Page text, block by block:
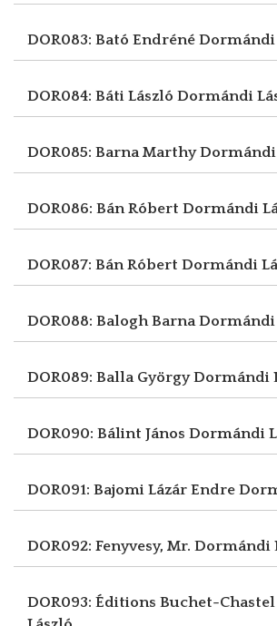
DOR083: Bató Endréné Dormándi
DOR084: Báti László Dormándi
DOR085: Barna MarthyDormándi
DOR086: Bán Róbert Dormándi
DOR087: Bán Róbert Dormándi
DOR088: Balogh BarnaDormándi
DOR089: Balla GyörgyDormándi
DOR090: Bálint János Dormándi
DOR091: Bajomi Lázár Endre
DOR092: Fenyvesy, Mr. Dormándi
DOR093: Éditions Buchet-Chastel